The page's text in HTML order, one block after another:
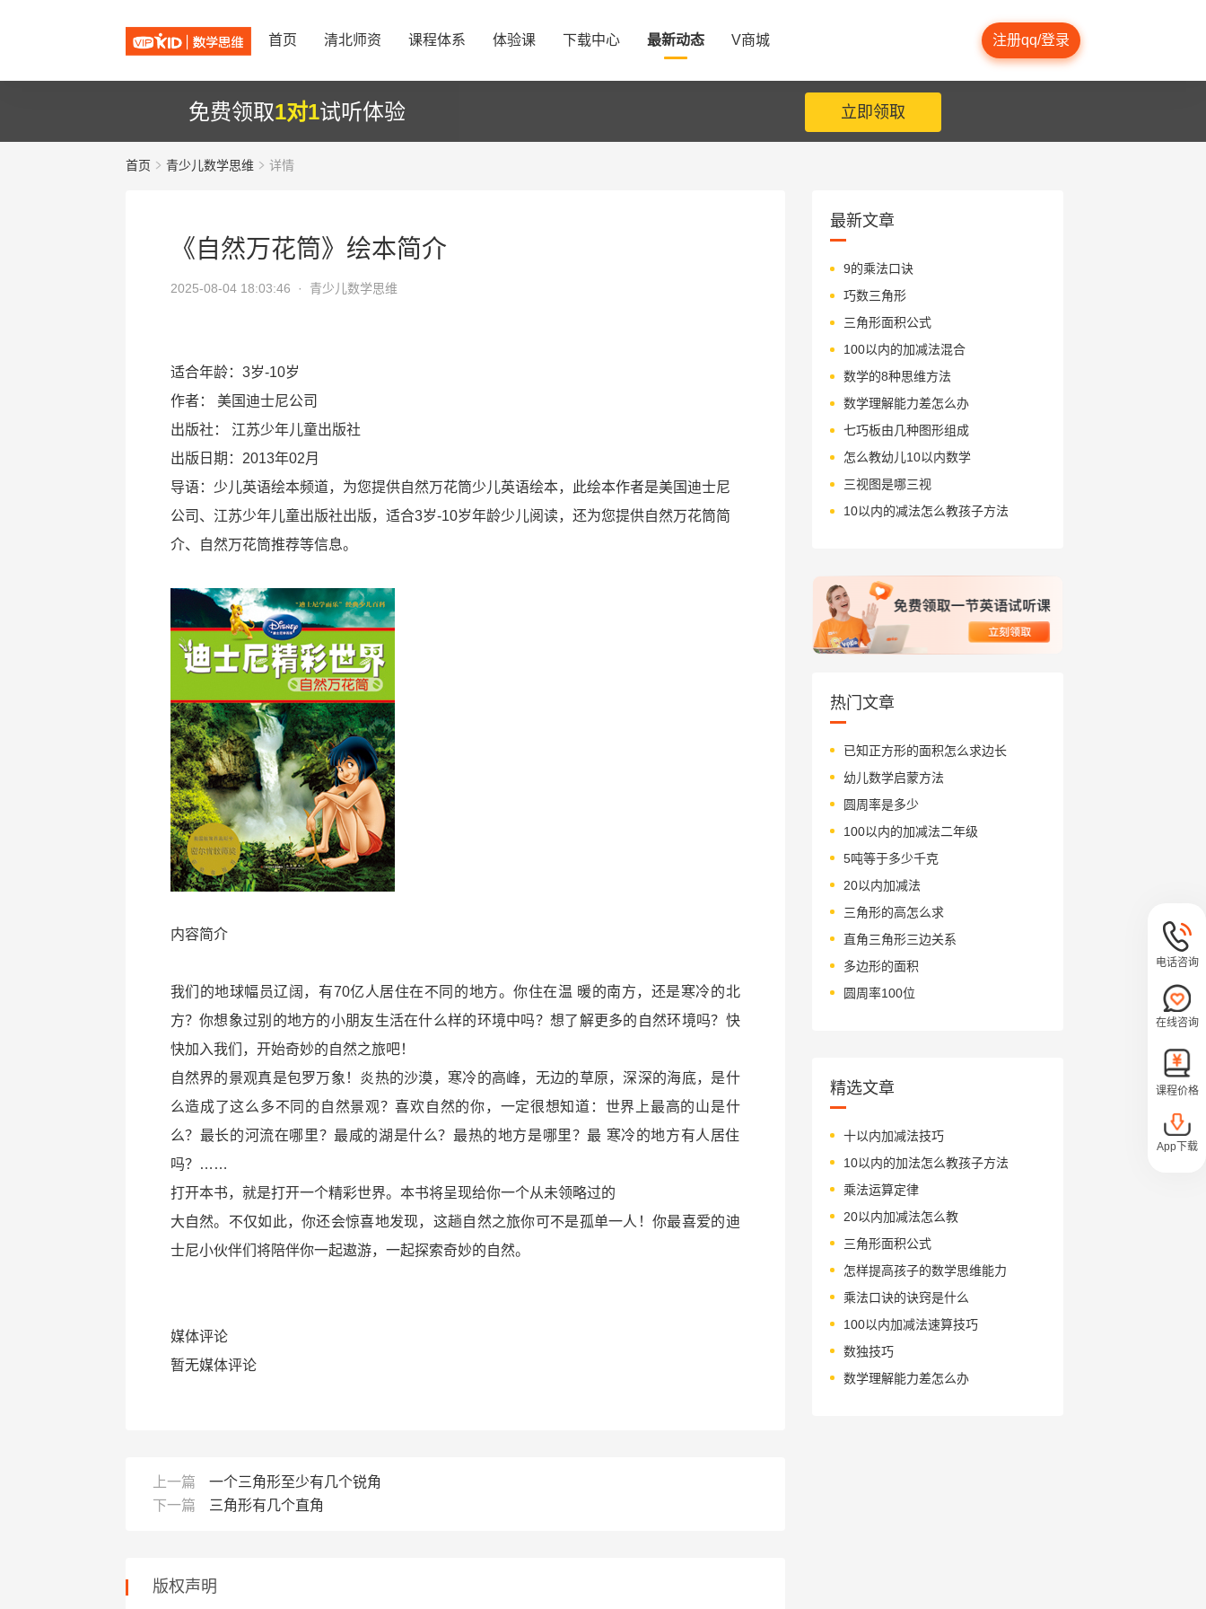
首页 清北师资 课程体系 体验课 下载中心 最新动态 V商城 注册qq/登录
免费领取1对1试听体验 立即领取
首页 青少儿数学思维 详情
《自然万花筒》绘本简介
2025-08-04 18:03:46 · 青少儿数学思维
适合年龄：3岁-10岁
作者：
美国迪士尼公司
出版社：
江苏少年儿童出版社
出版日期：2013年02月
导语：少儿英语绘本频道，为您提供自然万花筒少儿英语绘本，此绘本作者是美国迪士尼
公司、江苏少年儿童出版社出版，适合3岁-10岁年龄少儿阅读，还为您提供自然万花筒简
介、自然万花筒推荐等信息。
内容简介
我们的地球幅员辽阔，有70亿人居住在不同的地方。你住在温 暖的南方，还是寒冷的北
方？你想象过别的地方的小朋友生活在什么样的环境中吗？想了解更多的自然环境吗？快
快加入我们，开始奇妙的自然之旅吧！
自然界的景观真是包罗万象！炎热的沙漠，寒冷的高峰，无边的草原，深深的海底，是什
么造成了这么多不同的自然景观？喜欢自然的你，一定很想知道：世界上最高的山是什
么？最长的河流在哪里？最咸的湖是什么？最热的地方是哪里？最 寒冷的地方有人居住
吗？……
打开本书，就是打开一个精彩世界。本书将呈现给你一个从未领略过的
大自然。不仅如此，你还会惊喜地发现，这趟自然之旅你可不是孤单一人！你最喜爱的迪
士尼小伙伴们将陪伴你一起遨游，一起探索奇妙的自然。
媒体评论
暂无媒体评论
上一篇
一个三角形至少有几个锐角
下一篇
三角形有几个直角
版权声明
最新文章
9的乘法口诀
巧数三角形
三角形面积公式
100以内的加减法混合
数学的8种思维方法
数学理解能力差怎么办
七巧板由几种图形组成
怎么教幼儿10以内数学
三视图是哪三视
10以内的减法怎么教孩子方法
热门文章
已知正方形的面积怎么求边长
幼儿数学启蒙方法
圆周率是多少
100以内的加减法二年级
5吨等于多少千克
20以内加减法
三角形的高怎么求
直角三角形三边关系
多边形的面积
圆周率100位
精选文章
十以内加减法技巧
10以内的加法怎么教孩子方法
乘法运算定律
20以内加减法怎么教
三角形面积公式
怎样提高孩子的数学思维能力
乘法口诀的诀窍是什么
100以内加减法速算技巧
数独技巧
数学理解能力差怎么办
电话咨询
在线咨询
课程价格
App下载